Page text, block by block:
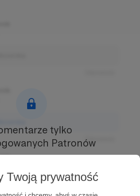
Twoją prywatność
Odpowiedz
tylko
Patronów
dostęp!